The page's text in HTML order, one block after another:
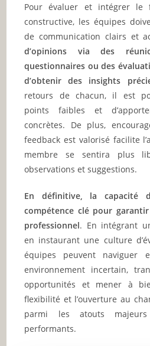
Pour évaluer et intégrer le
constructive, les équipes
de communication clairs et
d’opinions via des
questionnaires ou des
d’obtenir des insights
retours de chacun, il est
points faibles et
concrètes. De plus,
feedback est valorisé facilite
membre se sentira plus
observations et suggestions.
En définitive, la capacité
compétence clé pour
professionnel. En intégrant
en instaurant une culture
équipes peuvent naviguer
environnement incertain,
opportunités et mener à
flexibilité et l’ouverture au
parmi les atouts majeurs
performants.